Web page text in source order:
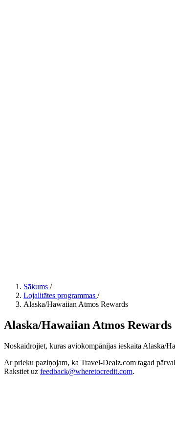
Sākums /
Lojalitātes programmas /
Alaska/Hawaiian Atmos Rewards
Alaska/Hawaiian Atmos Rewards
Noskaidrojiet, kuras aviokompānijas ieskaita Alaska/
Ar prieku paziņojam, ka Travel-Dealz.com tagad
Rakstiet uz feedback@wheretocredit.com.